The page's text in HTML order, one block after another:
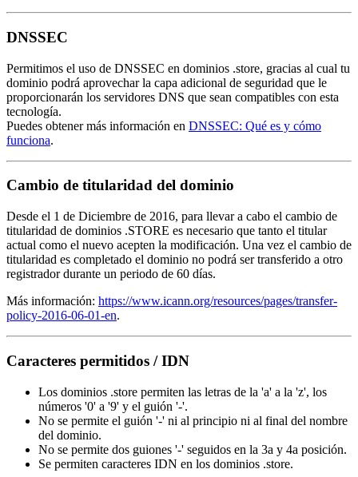
DNSSEC
Permitimos el uso de DNSSEC en dominios .store, gracias al cual tu
dominio podrá aprovechar la capa adicional de seguridad que le
proporcionarán los servidores DNS que sean compatibles con esta
tecnología.
Puedes obtener más información en DNSSEC: Qué es y cómo
funciona.
Cambio de titularidad del dominio
Desde el 1 de Diciembre de 2016, para llevar a cabo el cambio de
titularidad de dominios .STORE es necesario que tanto el titular
actual como el nuevo acepten la modificación. Una vez el cambio de
titularidad es completado el dominio no podrá ser transferido a otro
registrador durante un periodo de 60 días.
Más información: https://www.icann.org/resources/pages/transfer-
policy-2016-06-01-en.
Caracteres permitidos / IDN
Los dominios .store permiten las letras de la 'a' a la 'z', los
números '0' a '9' y el guión '-'.
No se permite el guión '-' ni al principio ni al final del nombre
del dominio.
No se permite dos guiones '-' seguidos en la 3a y 4a posición.
Se permiten caracteres IDN en los dominios .store.